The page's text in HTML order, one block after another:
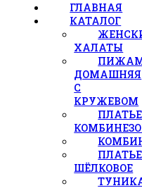
ГЛАВНАЯ
КАТАЛОГ
ХАЛАТЫ
ДОМАШНЯЯ
С
КРУЖЕВОМ
ПЛАТЬЕ
ПЛАТЬЕ
ШЁЛКОВОЕ